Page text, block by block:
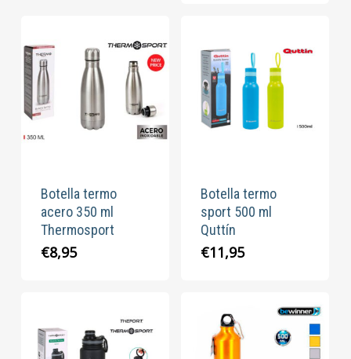
Botella termo
acero 350 ml
Thermosport
€8,95
Botella termo
sport 500 ml
Quttín
€11,95